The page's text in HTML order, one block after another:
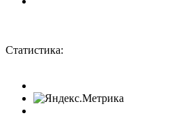
Статистика: